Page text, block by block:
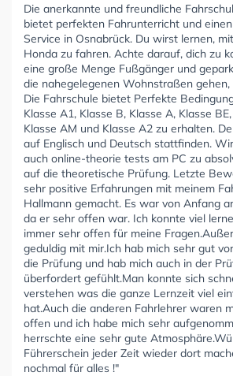
Die anerkannte und freundliche
bietet perfekten Fahrunterricht und
Service in Osnabrück. Du wirst lernen,
Honda zu fahren. Achte darauf, dich zu
eine große Menge Fußgänger und
die nahegelegenen Wohnstraßen
Die Fahrschule bietet Perfekte
Klasse A1, Klasse B, Klasse A, Klasse
Klasse AM und Klasse A2 zu erhalten.
auf Englisch und Deutsch stattfinden.
auch online-theorie tests am PC zu
auf die theoretische Prüfung. Letzte
sehr positive Erfahrungen mit meinem
Hallmann gemacht. Es war von Anfang
da er sehr offen war. Ich konnte viel
immer sehr offen für meine
geduldig mit mir.Ich hab mich sehr gut
die Prüfung und hab mich auch in der
überfordert gefühlt.Man konnte sich
verstehen was die ganze Lernzeit viel
hat.Auch die anderen Fahrlehrer waren
offen und ich habe mich sehr
herrschte eine sehr gute
Führerschein jeder Zeit wieder dort
nochmal für alles !"